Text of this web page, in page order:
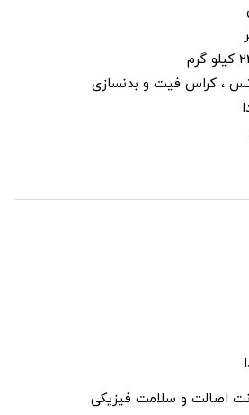
، کراس فیت و بدنسازی
اصالت و سلامت فیزیکی